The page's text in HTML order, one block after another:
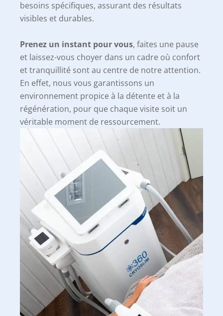
besoins spécifiques, assurant des résultats
visibles et durables.
Prenez un instant pour vous, faites une pause
et laissez-vous choyer dans un cadre où confort
et tranquillité sont au centre de notre attention.
En effet, nous vous garantissons un
environnement propice à la détente et à la
régénération, pour que chaque visite soit un
véritable moment de ressourcement.